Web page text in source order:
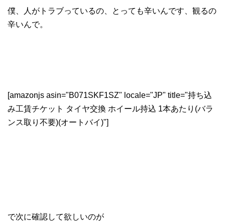
僕、人がトラブっているの、とっても辛いんです、観るの
辛いんで。
[amazonjs asin="B071SKF1SZ" locale="JP" title="持ち込
み工賃チケット タイヤ交換 ホイール持込 1本あたり(バラ
ンス取り不要)(オートバイ)"]
で次に確認して欲しいのが